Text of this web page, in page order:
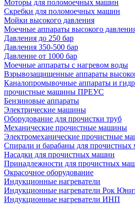
Моторы для поломоечных машин
Скребки для поломоечных машин
Мойки высокого давления
Моечные аппараты высокого
Давления до 250 бар
Давления 350-500 бар
Давление от 1000 бар
Моечные аппараты с нагревом воды
Взрывозащищенные аппараты
Каналопромывочные аппараты и
прочистные машины ПРЕУС
Бензиновые аппараты
Электрические машины
Оборудование для прочистки труб
Механические прочистные машины
Электромеханические прочистные
Спирали и барабаны для
Насадки для прочистных машин
Принадлежности для прочистных
Окрасочное оборудование
Индукционные нагреватели
Индукционные нагреватели Рок
Индукционные нагреватели ИНП